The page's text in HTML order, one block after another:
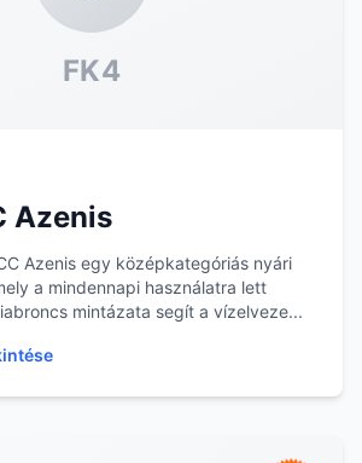
FK4
Azenis
Azenis egy középkategóriás nyári
a mindennapi használatra lett
mintázata segít a vízelveze...